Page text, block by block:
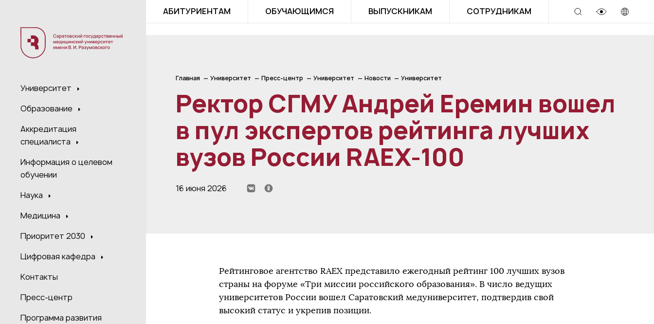
Университет
Образование
Аккредитация
специалиста
Информация о целевом
обучении
Наука
Медицина
Приоритет 2030
Цифровая кафедра
Контакты
Пресс-центр
Программа развития
АБИТУРИЕНТАМ ОБУЧАЮЩИМСЯ ВЫПУСКНИКАМ СОТРУДНИКАМ
Главная Университет Пресс-центр Университет Новости Университет
Ректор СГМУ Андрей Еремин вошел
в пул экспертов рейтинга лучших
вузов России RAEX-100
16 июня 2026
Рейтинговое агентство RAEX представило ежегодный рейтинг 100 лучших вузов
страны на форуме «Три миссии российского образования». В число ведущих
университетов России вошел Саратовский медуниверситет, подтвердив свой
высокий статус и укрепив позиции.